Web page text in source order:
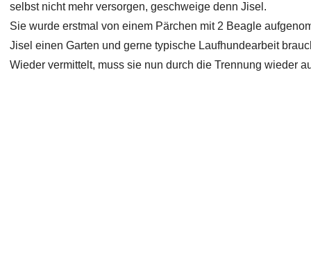
selbst nicht mehr versorgen, geschweige denn Jisel.
Sie wurde erstmal von einem Pärchen mit 2 Beagle
Jisel einen Garten und gerne typische Laufhundearbeit
Wieder vermittelt, muss sie nun durch die Trennung wieder